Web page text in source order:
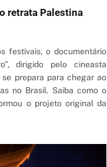
retrata Palestina
festivais, o documentário
dirigido pelo cineasta
se prepara para chegar ao
no Brasil. Saiba como o
o projeto original da